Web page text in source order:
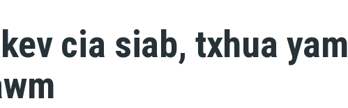
cia siab, txhua yam